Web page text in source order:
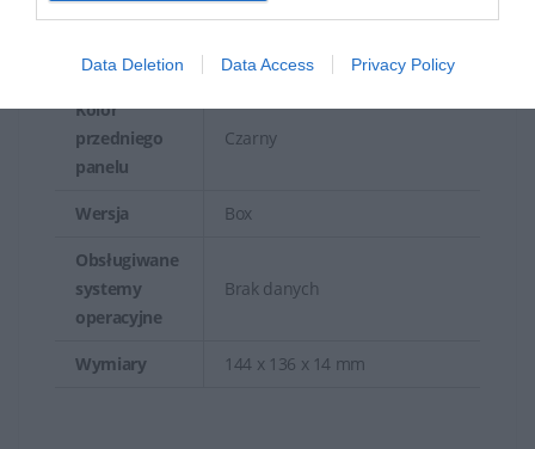
Data Deletion Data Access Privacy Policy
RAM
LightScribe Nie
Kolor
przedniego
panelu
Czarny
Wersja Box
Obsługiwane
systemy
operacyjne
Brak danych
Wymiary 144 x 136 x 14 mm